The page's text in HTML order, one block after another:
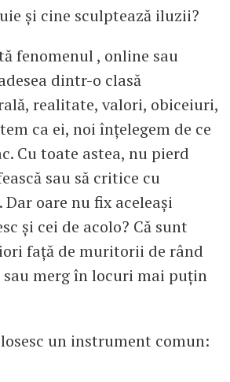
și cine sculptează iluzii?
fenomenul , online sau
dintr-o clasă
realitate, valori, obiceiuri,
ca ei, noi înțelegem de ce
Cu toate astea, nu pierd
sau să critice cu
oare nu fix aceleași
și cei de acolo? Că sunt
față de muritorii de rând
sau merg în locuri mai puțin
un instrument comun: